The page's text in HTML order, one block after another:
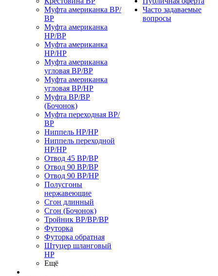
Муфта американка ВР/
ВР
Муфта американка
НР/ВР
Муфта американка
НР/НР
Муфта американка
угловая ВР/ВР
Муфта американка
угловая ВР/НР
Муфта ВР/ВР
(Бочонок)
Муфта переходная ВР/
ВР
Ниппель НР/НР
Ниппель переходной
НР/НР
Отвод 45 ВР/ВР
Отвод 90 ВР/ВР
Отвод 90 ВР/НР
Полусгоны
нержавеющие
Сгон длинный
Сгон (Бочонок)
Тройник ВР/ВР/ВР
Футорка
Футорка обратная
Штуцер шланговый
НР
Ещё
Часто задаваемые
вопросы